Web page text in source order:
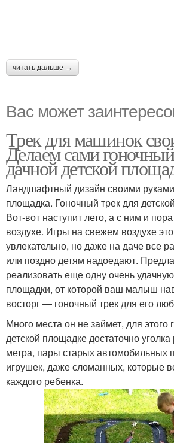
читать дальше →
Вас может
Трек для машинок
Делаем сами
дачной детской
Ландшафтный дизайн своими
площадка. Гоночный трек для
Вот-вот наступит лето, а с ним и
воздухе. Игры на свежем воздухе
увлекательно, но даже на даче все
или поздно детям надоедают.
реализовать еще одну очень
площадки, от которой ваш малыш
восторг — гоночный трек для его
Много места он не займет, для этого
детской площадке достаточно
метра, пары старых автомобильных
игрушек, даже сломанных, которые
каждого ребенка.